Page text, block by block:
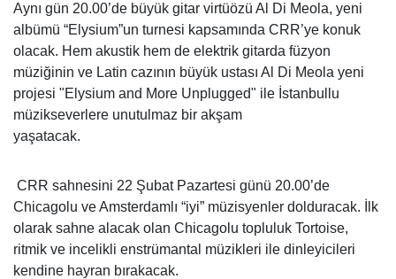
Aynı gün 20.00’de büyük gitar virtüözü Al Di Meola, yeni
albümü “Elysium”un turnesi kapsamında CRR’ye konuk
olacak. Hem akustik hem de elektrik gitarda füzyon
müziğinin ve Latin cazının büyük ustası Al Di Meola yeni
projesi "Elysium and More Unplugged" ile İstanbullu
müzikseverlere unutulmaz bir akşam
yaşatacak.
CRR sahnesini 22 Şubat Pazartesi günü 20.00’de
Chicagolu ve Amsterdamlı “iyi” müzisyenler dolduracak. İlk
olarak sahne alacak olan Chicagolu topluluk Tortoise,
ritmik ve incelikli enstrümantal müzikleri ile dinleyicileri
kendine hayran bırakacak.